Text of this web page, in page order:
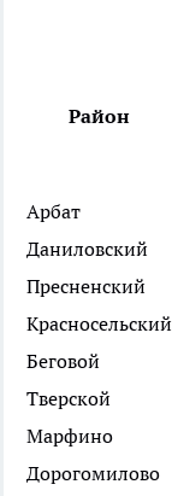
Район
Арбат
Даниловский
Пресненский
Красносельский
Беговой
Тверской
Марфино
Дорогомилово